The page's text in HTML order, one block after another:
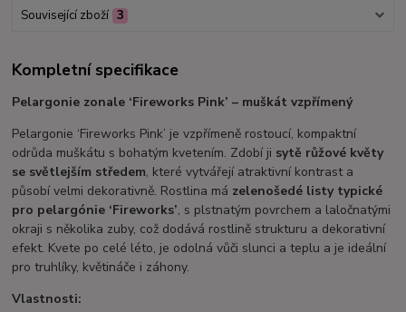
Související zboží 3
Kompletní specifikace
Pelargonie zonale ‘Fireworks Pink’ – muškát vzpřímený
Pelargonie ‘Fireworks Pink’ je vzpřímeně rostoucí, kompaktní
odrůda muškátu s bohatým kvetením. Zdobí ji sytě růžové květy
se světlejším středem, které vytvářejí atraktivní kontrast a
působí velmi dekorativně. Rostlina má zelenošedé listy typické
pro pelargónie ‘Fireworks’, s plstnatým povrchem a laločnatými
okraji s několika zuby, což dodává rostlině strukturu a dekorativní
efekt. Kvete po celé léto, je odolná vůči slunci a teplu a je ideální
pro truhlíky, květináče i záhony.
Vlastnosti: